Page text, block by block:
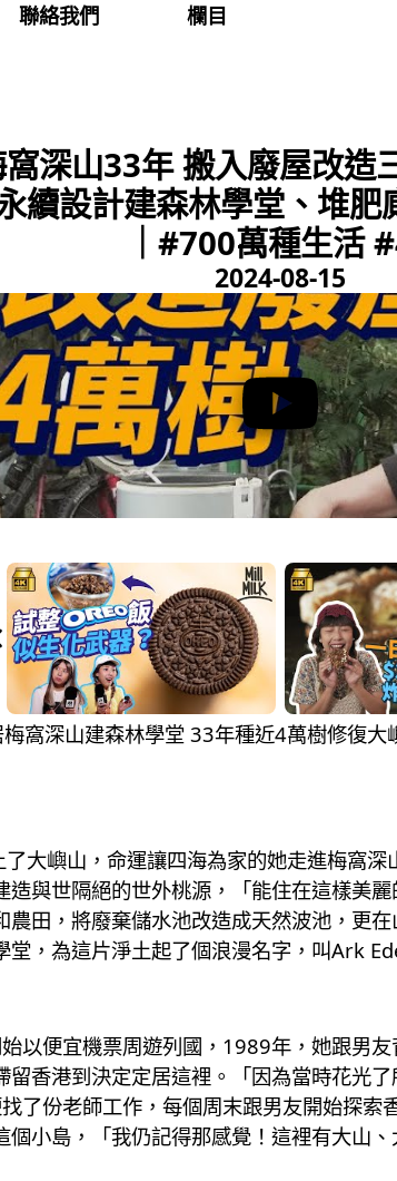
聯絡我們 欄目
深山33年 搬入廢屋改造
續設計建森林學堂、堆
｜#700萬種生活
2024-08-15
窩深山建森林學堂 33年種近4萬樹修復大
大嶼山，命運讓四海為家的她走進梅窩
與世隔絕的世外桃源，「能住在這樣美
農田，將廢棄儲水池改造成天然波池，更
，為這片淨土起了個浪漫名字，叫Ark
以便宜機票周遊列國，1989年，她跟男
香港到決定定居這裡。「因為當時花光
了份老師工作，每個周末跟男友開始探
小島，「我仍記得那感覺！這裡有大山